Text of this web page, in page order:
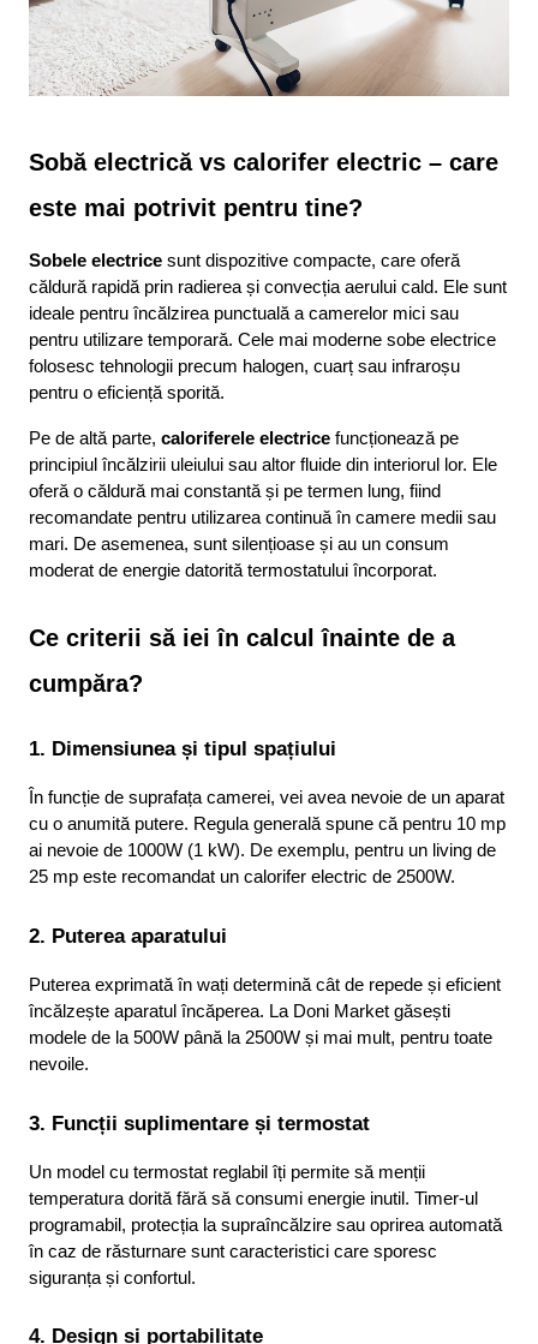
Sobă electrică vs calorifer electric – care
este mai potrivit pentru tine?
Sobele electrice sunt dispozitive compacte, care oferă
căldură rapidă prin radierea și convecția aerului cald. Ele sunt
ideale pentru încălzirea punctuală a camerelor mici sau
pentru utilizare temporară. Cele mai moderne sobe electrice
folosesc tehnologii precum halogen, cuarț sau infraroșu
pentru o eficiență sporită.
Pe de altă parte, caloriferele electrice funcționează pe
principiul încălzirii uleiului sau altor fluide din interiorul lor. Ele
oferă o căldură mai constantă și pe termen lung, fiind
recomandate pentru utilizarea continuă în camere medii sau
mari. De asemenea, sunt silențioase și au un consum
moderat de energie datorită termostatului încorporat.
Ce criterii să iei în calcul înainte de a
cumpăra?
1. Dimensiunea și tipul spațiului
În funcție de suprafața camerei, vei avea nevoie de un aparat
cu o anumită putere. Regula generală spune că pentru 10 mp
ai nevoie de 1000W (1 kW). De exemplu, pentru un living de
25 mp este recomandat un calorifer electric de 2500W.
2. Puterea aparatului
Puterea exprimată în wați determină cât de repede și eficient
încălzește aparatul încăperea. La Doni Market găsești
modele de la 500W până la 2500W și mai mult, pentru toate
nevoile.
3. Funcții suplimentare și termostat
Un model cu termostat reglabil îți permite să menții
temperatura dorită fără să consumi energie inutil. Timer-ul
programabil, protecția la supraîncălzire sau oprirea automată
în caz de răsturnare sunt caracteristici care sporesc
siguranța și confortul.
4. Design și portabilitate